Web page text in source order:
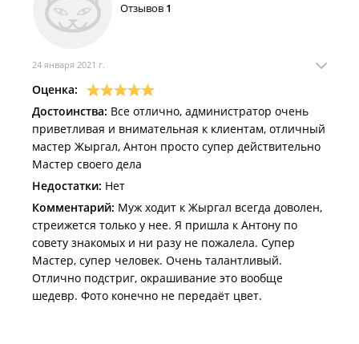
Отзывов 1
24 января 2021 г.
Оценка:
Достоинства: Все отлично, администратор очень
приветливая и внимательная к клиентам, отличный
мастер Жыргал, Антон просто супер действительно
Мастер своего дела
Недостатки: Нет
Комментарий: Муж ходит к Жыргал всегда доволен,
стреижется только у нее. Я пришла к Антону по
совету знакомых и ни разу не пожалела. Супер
Мастер, супер человек. Очень талантливый.
Отлично подстриг, окрашивание это вообще
шедевр. Фото конечно не передаёт цвет.